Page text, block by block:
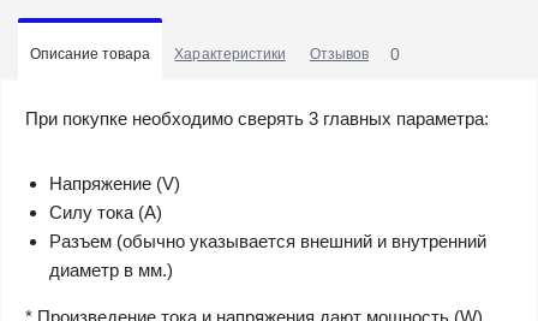
Описание товара Характеристики Отзывов 0
При покупке необходимо сверять 3 главных параметра:
Напряжение (V)
Силу тока (A)
Разъем (обычно указывается внешний и внутренний
диаметр в мм.)
* Произведение тока и напряжения дают мощность (W).